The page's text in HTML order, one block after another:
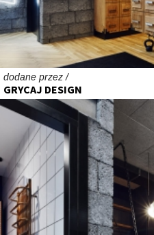
dodane przez /
GRYCAJ DESIGN